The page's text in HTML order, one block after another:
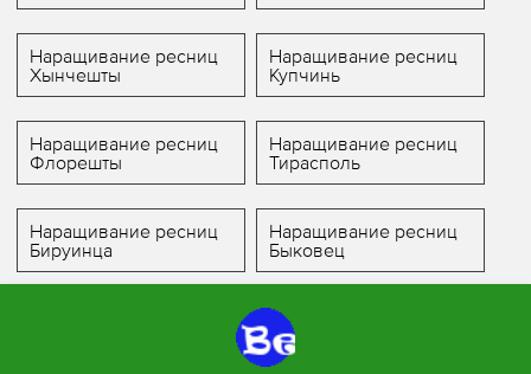
Наращивание ресниц
Хынчешты
Наращивание ресниц
Купчинь
Наращивание ресниц
Флорешты
Наращивание ресниц
Тирасполь
Наращивание ресниц
Бируинца
Наращивание ресниц
Быковец